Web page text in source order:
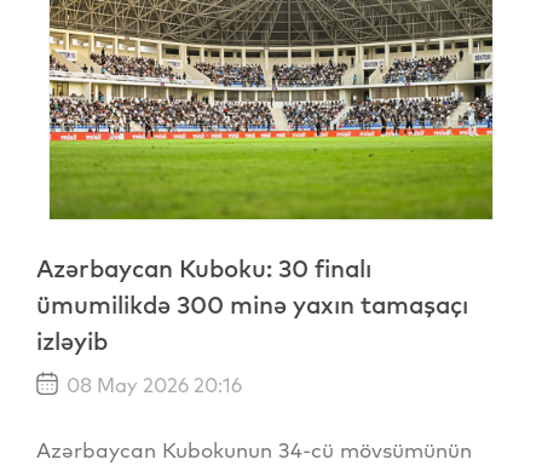
Azərbaycan Kuboku: 30 finalı
ümumilikdə 300 minə yaxın tamaşaçı
izləyib
08 May 2026 20:16
Azərbaycan Kubokunun 34-cü mövsümünün